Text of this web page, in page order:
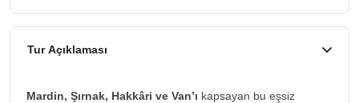
Tur Açıklaması
Mardin, Şırnak, Hakkâri ve Van’ı kapsayan bu eşsiz